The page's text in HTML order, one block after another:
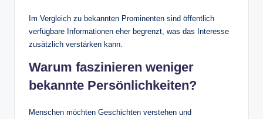
Im Vergleich zu bekannten Prominenten sind öffentlich
verfügbare Informationen eher begrenzt, was das Interesse
zusätzlich verstärken kann.
Warum faszinieren weniger
bekannte Persönlichkeiten?
Menschen möchten Geschichten verstehen und